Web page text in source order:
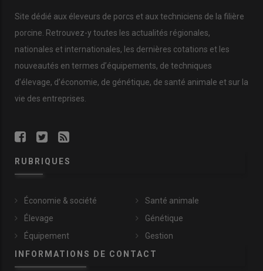
Site dédié aux éleveurs de porcs et aux techniciens de la filière
porcine. Retrouvez-y toutes les actualités régionales,
nationales et internationales, les dernières cotations et les
nouveautés en termes d’équipements, de techniques
d’élevage, d’économie, de génétique, de santé animale et sur la
vie des entreprises.
RUBRIQUES
Économie & société
Élevage
Équipement
Santé animale
Génétique
Gestion
INFORMATIONS DE CONTACT